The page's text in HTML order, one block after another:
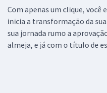
Com apenas um clique, você
inicia a transformação da
sua jornada rumo a
almeja, e já com o título de